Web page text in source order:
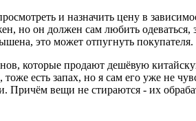
и назначить цену в
но он должен сам любить
это может отпугнуть покупателя.
которые продают дешёвую
есть запах, но я сам его уже не
вещи не стираются - их